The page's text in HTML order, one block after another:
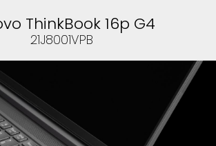
ThinkBook 16p G4
21J8001VPB